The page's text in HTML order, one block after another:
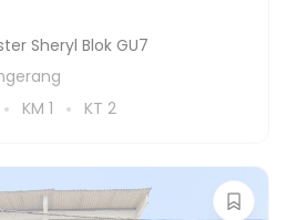
Sheryl Blok GU7
KM 1 KT 2